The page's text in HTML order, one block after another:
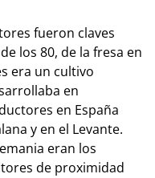
fueron claves
los 80, de la fresa en
era un cultivo
en
en España
y en el Levante.
eran los
de proximidad